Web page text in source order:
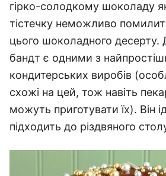
гірко-солодкому шоколаду як
тістечку неможливо
цього шоколадного десерту.
бандт є одними з
кондитерських виробів
схожі на цей, тож навіть
можуть приготувати їх). Він
підходить до різдвяного